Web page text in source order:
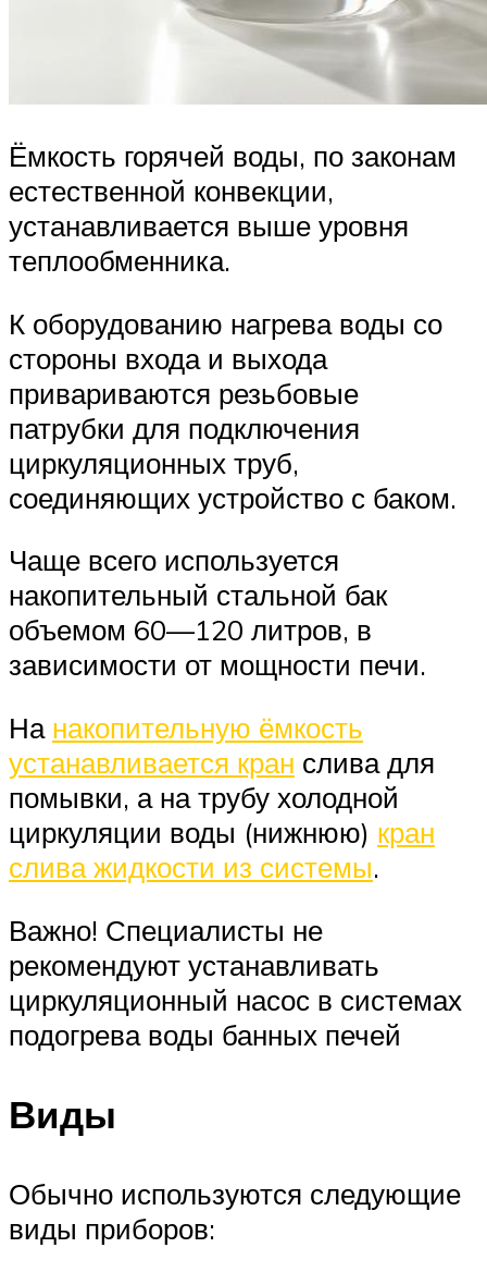
Ёмкость горячей воды, по законам
естественной конвекции,
устанавливается выше уровня
теплообменника.
К оборудованию нагрева воды со
стороны входа и выхода
привариваются резьбовые
патрубки для подключения
циркуляционных труб,
соединяющих устройство с баком.
Чаще всего используется
накопительный стальной бак
объемом 60—120 литров, в
зависимости от мощности печи.
На накопительную ёмкость
устанавливается кран слива для
помывки, а на трубу холодной
циркуляции воды (нижнюю) кран
слива жидкости из системы.
Важно! Специалисты не
рекомендуют устанавливать
циркуляционный насос в системах
подогрева воды банных печей
Виды
Обычно используются следующие
виды приборов: